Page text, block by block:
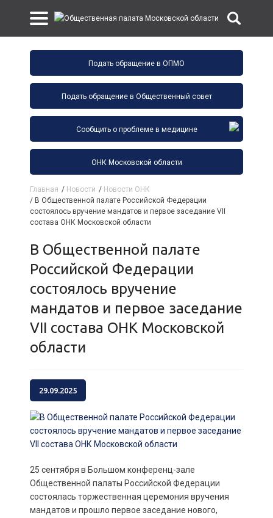
Подать обращение в ОПМО
Подать обращение в Общественный совет
Сообщить о проблеме в медицине
ОНК Московской области
Главная / Новости / Новости ОНК
/ В Общественной палате Российской Федерации
состоялось вручение мандатов и первое заседание VII
состава ОНК Московской области
В Общественной палате
Российской Федерации
состоялось вручение
мандатов и первое заседание
VII состава ОНК Московской
области
29.09.2025
25 сентября в Большом конференц-зале
Общественной палаты Российской Федерации
состоялась торжественная церемония вручения
мандатов и прошло первое заседание нового,